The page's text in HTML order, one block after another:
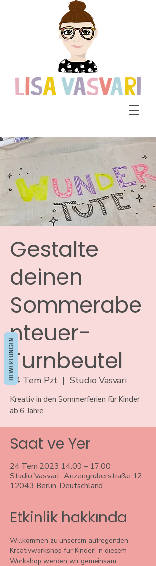
Gestalte
deinen
Sommerabe
nteuer-
Turnbeutel
24 Tem Pzt
  |
Studio Vasvari
Kreativ in den Sommerferien für Kinder
ab 6 Jahre
Saat ve Yer
24 Tem 2023 14:00 – 17:00
Studio Vasvari , Anzengruberstraße 12,
12043 Berlin, Deutschland
Etkinlik hakkında
Willkommen zu unserem aufregenden
Kreativworkshop für Kinder! In diesem
Workshop werden wir gemeinsam
BEWERTUNGEN